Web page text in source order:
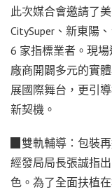
此次媒合會邀請了
CitySuper、新東陽
6 家指標業者。現
廠商開闢多元的實
展國際舞台，更引
新契機。
▉雙軌輔導：包裝
經發局局長張誠指
色。為了全面扶植